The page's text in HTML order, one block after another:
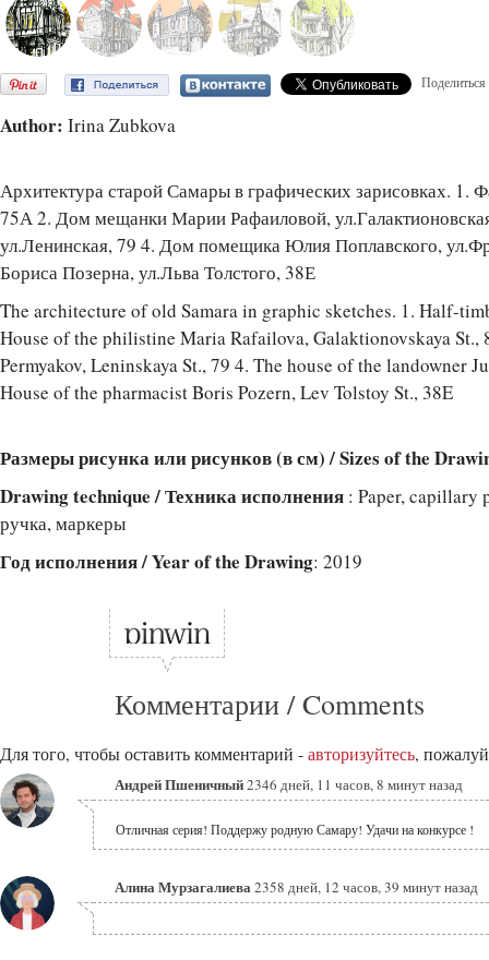
Поделиться
Author: Irina Zubkova
Архитектура старой Самары в графических зарисовках. 1.
75А 2. Дом мещанки Марии Рафаиловой,
ул.Ленинская, 79 4. Дом помещика Юлия Поплавского,
Бориса Позерна, ул.Льва Толстого, 38Е
The architecture of old Samara in graphic sketches. 1. Half-
House of the philistine Maria Rafailova, Galaktionovskaya
Permyakov, Leninskaya St., 79 4. The house of the landowner
House of the pharmacist Boris Pozern, Lev Tolstoy St., 38E
Размеры рисунка или рисунков (в см) / Sizes of the
Drawing technique / Техника исполнения : Paper, capillary
ручка, маркеры
Год исполнения / Year of the Drawing: 2019
Комментарии / Comments
Для того, чтобы оставить комментарий - авторизуйтесь,
Андрей Пшеничный2346 дней, 11 часов, 8 минут назад
Отличная серия! Поддержу родную Самару! Удачи на конкурсе !
Алина Мурзагалиева2358 дней, 12 часов, 39 минут назад